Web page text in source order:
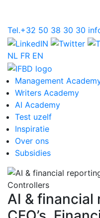
Tel.+32 50 38 30 30
NL FR EN
Management
Writers Academy
AI Academy
Test uzelf
Inspiratie
Over ons
Subsidies
AI & financial